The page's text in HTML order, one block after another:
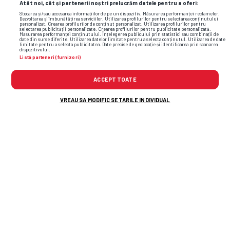
Atât noi, cât și partenerii noștri prelucrăm datele pentru a oferi:
Stocarea și/sau accesarea informațiilor de pe un dispozitiv. Măsurarea performanței reclamelor.
Dezvoltarea și îmbunătățirea serviciilor. Utilizarea profilurilor pentru selectarea conținutului
personalizat. Crearea profilurilor de conținut personalizat. Utilizarea profilurilor pentru
selectarea publicității personalizate. Crearea profilurilor pentru publicitate personalizată.
Măsurarea performanței conținutului. Înțelegerea publicului prin statistici sau combinații de
date din surse diferite. Utilizarea datelor limitate pentru a selecta conținutul. Utilizarea de date
limitate pentru a selecta publicitatea. Date precise de geolocație și identificarea prin scanarea
dispozitivului.
Listă parteneri (furnizori)
ACCEPT TOATE
VREAU SA MODIFIC SETARILE INDIVIDUAL